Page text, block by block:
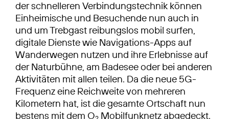
der schnelleren Verbindungstechnik können
Einheimische und Besuchende nun auch in
und um Trebgast reibungslos mobil surfen,
digitale Dienste wie Navigations-Apps auf
Wanderwegen nutzen und ihre Erlebnisse auf
der Naturbühne, am Badesee oder bei anderen
Aktivitäten mit allen teilen. Da die neue 5G-
Frequenz eine Reichweite von mehreren
Kilometern hat, ist die gesamte Ortschaft nun
bestens mit dem O Mobilfunknetz abgedeckt.